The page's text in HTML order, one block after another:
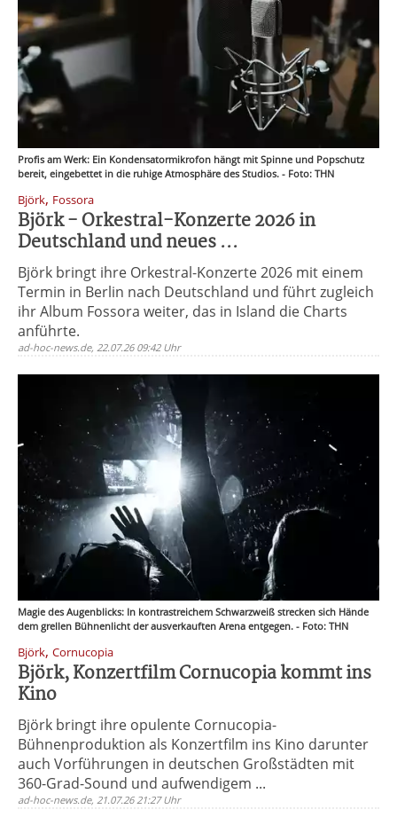
Profis am Werk: Ein Kondensatormikrofon hängt mit Spinne und Popschutz
bereit, eingebettet in die ruhige Atmosphäre des Studios. - Foto: THN
Björk, Fossora
Björk - Orkestral-Konzerte 2026 in
Deutschland und neues ...
Björk bringt ihre Orkestral-Konzerte 2026 mit einem
Termin in Berlin nach Deutschland und führt zugleich
ihr Album Fossora weiter, das in Island die Charts
anführte.
ad-hoc-news.de, 22.07.26 09:42 Uhr
Magie des Augenblicks: In kontrastreichem Schwarzweiß strecken sich Hände
dem grellen Bühnenlicht der ausverkauften Arena entgegen. - Foto: THN
Björk, Cornucopia
Björk, Konzertfilm Cornucopia kommt ins
Kino
Björk bringt ihre opulente Cornucopia-
Bühnenproduktion als Konzertfilm ins Kino darunter
auch Vorführungen in deutschen Großstädten mit
360-Grad-Sound und aufwendigem ...
ad-hoc-news.de, 21.07.26 21:27 Uhr